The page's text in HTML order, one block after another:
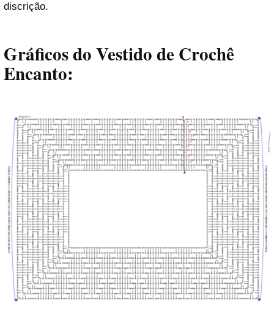
discrição.
Gráficos do Vestido de Crochê
Encanto: